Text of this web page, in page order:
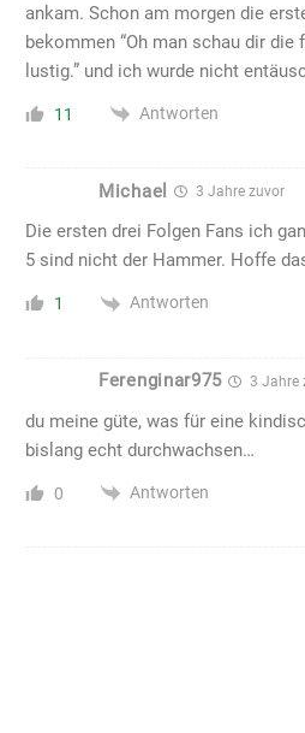
ankam. Schon am morgen die
bekommen “Oh man schau dir
lustig.” und ich wurde nicht
11 Antworten
Michael 3 Jahre zuvor
Die ersten drei Folgen Fans ich
5 sind nicht der Hammer. Hoffe
1 Antworten
Ferenginar975 3 Jahre
du meine güte, was für eine
bislang echt durchwachsen…
0 Antworten